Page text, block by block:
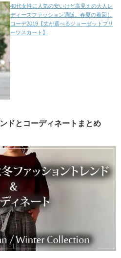
40代女性に人気の安いけど高見えの大人レ
ディースファッション通販。春夏の着回し
コーデ2019【丈が選べるジョーゼットプリ
ーツスカート】
ドとコーディネートまとめ